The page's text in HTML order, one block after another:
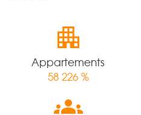
Appartements
58 226 %